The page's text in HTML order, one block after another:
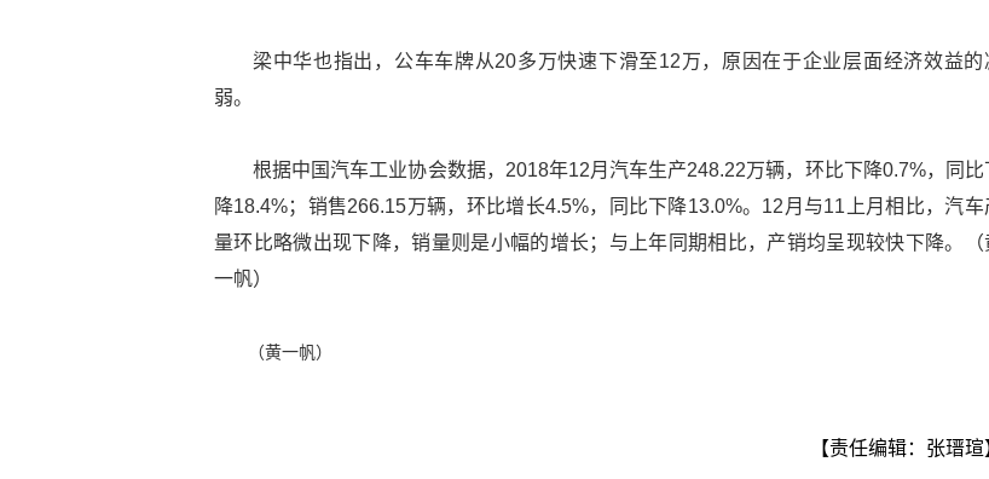
梁中华也指出，公车车牌从20多万快速下滑至12万，原因在于企业层面经济效益的
弱。
根据中国汽车工业协会数据，2018年12月汽车生产248.22万辆，环比下降0.7%，同比
降18.4%；销售266.15万辆，环比增长4.5%，同比下降13.0%。12月与11上月相比，汽车
量环比略微出现下降，销量则是小幅的增长；与上年同期相比，产销均呈现较快下降。（
一帆）
（黄一帆）
【责任编辑：张瑨瑄